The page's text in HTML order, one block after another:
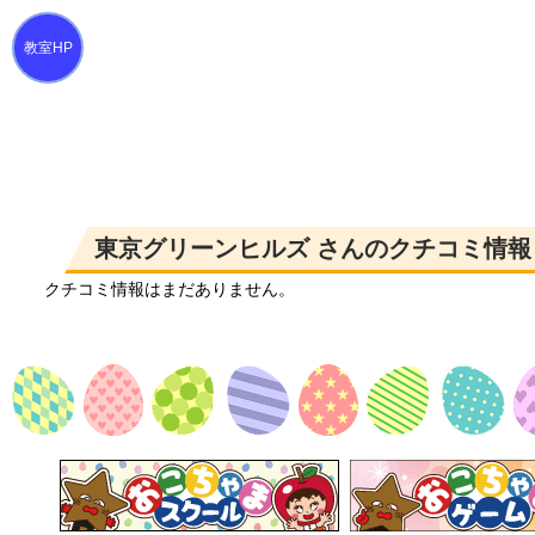
東京グリーンヒルズ さんのクチコミ情
クチコミ情報はまだありません。